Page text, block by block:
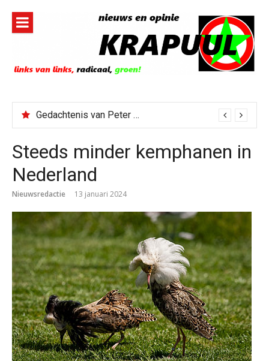
inhoud
Gedachtenis van Peter Faber
Steeds minder kemphanen in
Nederland
Nieuwsredactie 13 januari 2024